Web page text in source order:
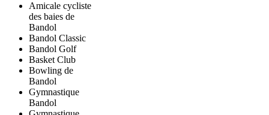
Amicale cycliste
des baies de
Bandol
Bandol Classic
Bandol Golf
Basket Club
Bowling de
Bandol
Gymnastique
Bandol